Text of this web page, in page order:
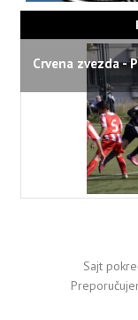
Crvena zvezda -
Sajt